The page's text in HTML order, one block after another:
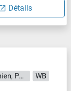
Détails
Reactivité: Humain, Souris, Rat, Chien, Porc, Boeuf (Vache), Cobaye, Cheval, Poisson zèbre (Danio rerio)
WB